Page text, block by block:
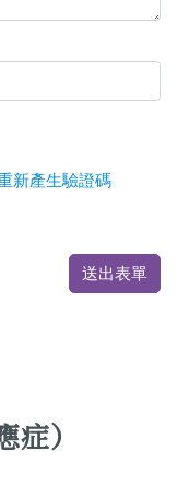
新產生驗證碼
送出表單
）